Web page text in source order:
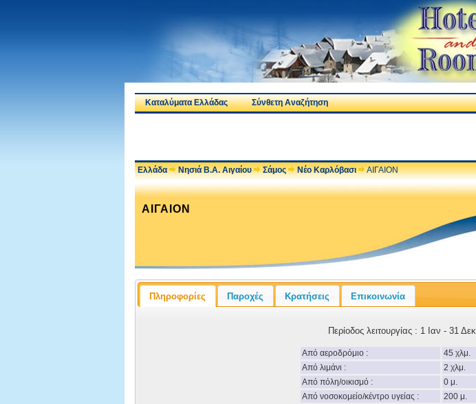
Καταλύματα Ελλάδας Σύνθετη Αναζήτηση
Ελλάδα Νησιά Β.Α. Αιγαίου Σάμος Νέο Καρλόβασι ΑΙΓΑΙΟΝ
ΑΙΓΑΙΟΝ
Πληροφορίες Παροχές Κρατήσεις Επικοινωνία
Περίοδος λειτουργίας : 1 Ιαν - 31 Δεκ
Aπό αεροδρόμιο :
45 χλμ.
Από λιμάνι :
2 χλμ.
Από πόλη/οικισμό :
0 μ.
Από νοσοκομείο/κέντρο υγείας :
200 μ.